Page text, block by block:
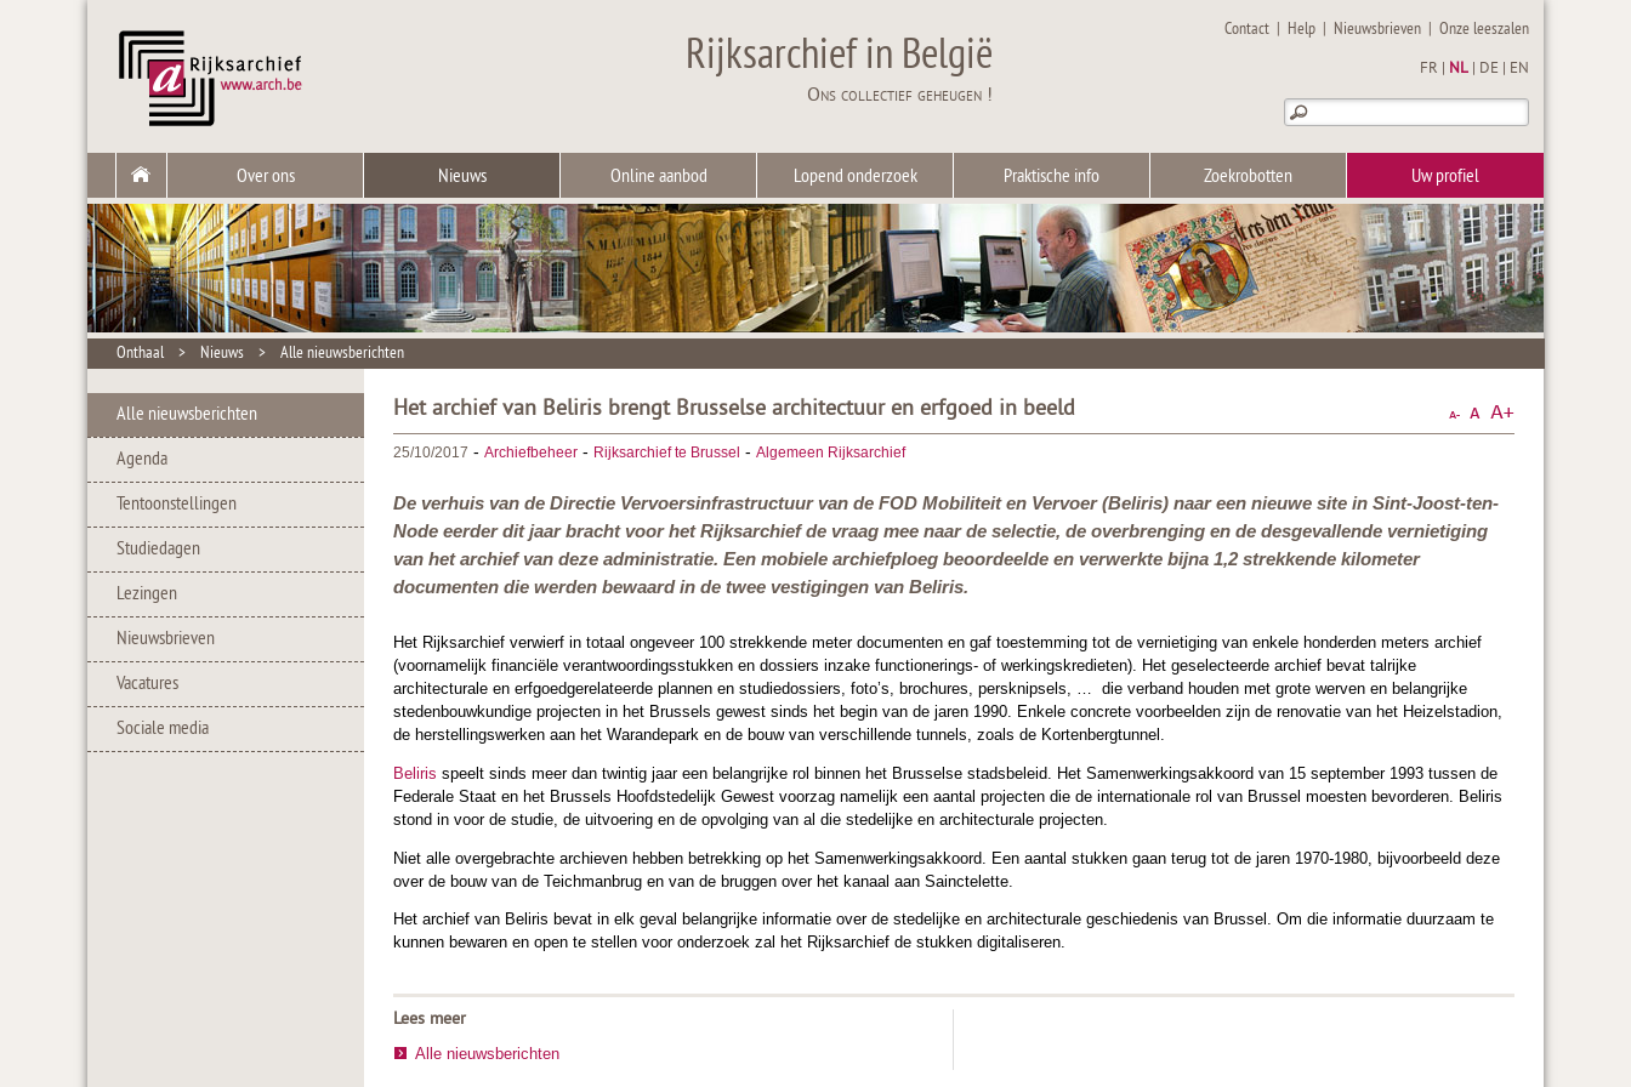
Rijksarchief in België
Ons collectief geheugen !
Contact | Help | Nieuwsbrieven |Onze leeszalen
FR NL DE EN
Over ons Nieuws Online aanbod Lopend onderzoek Praktische info Zoekrobotten Uw profiel
Onthaal > Nieuws > Alle nieuwsberichten
Alle nieuwsberichten
Agenda
Tentoonstellingen
Studiedagen
Lezingen
Nieuwsbrieven
Vacatures
Sociale media
Het archief van Beliris brengt Brusselse architectuur en erfgoed in beeld
25/10/2017 - Archiefbeheer - Rijksarchief te Brussel - Algemeen Rijksarchief
De verhuis van de Directie Vervoersinfrastructuur van de FOD Mobiliteit en Vervoer (Beliris) naar een nieuwe site in Sint-Joost-ten-
Node eerder dit jaar bracht voor het Rijksarchief de vraag mee naar de selectie, de overbrenging en de desgevallende vernietiging
van het archief van deze administratie. Een mobiele archiefploeg beoordeelde en verwerkte bijna 1,2 strekkende kilometer
documenten die werden bewaard in de twee vestigingen van Beliris.
Het Rijksarchief verwierf in totaal ongeveer 100 strekkende meter documenten en gaf toestemming tot de vernietiging van enkele honderden meters archief
(voornamelijk financiële verantwoordingsstukken en dossiers inzake functionerings- of werkingskredieten). Het geselecteerde archief bevat talrijke
architecturale en erfgoedgerelateerde plannen en studiedossiers, foto’s, brochures, persknipsels, … die verband houden met grote werven en belangrijke
stedenbouwkundige projecten in het Brussels gewest sinds het begin van de jaren 1990. Enkele concrete voorbeelden zijn de renovatie van het Heizelstadion,
de herstellingswerken aan het Warandepark en de bouw van verschillende tunnels, zoals de Kortenbergtunnel.
Beliris speelt sinds meer dan twintig jaar een belangrijke rol binnen het Brusselse stadsbeleid. Het Samenwerkingsakkoord van 15 september 1993 tussen de
Federale Staat en het Brussels Hoofdstedelijk Gewest voorzag namelijk een aantal projecten die de internationale rol van Brussel moesten bevorderen. Beliris
stond in voor de studie, de uitvoering en de opvolging van al die stedelijke en architecturale projecten.
Niet alle overgebrachte archieven hebben betrekking op het Samenwerkingsakkoord. Een aantal stukken gaan terug tot de jaren 1970-1980, bijvoorbeeld deze
over de bouw van de Teichmanbrug en van de bruggen over het kanaal aan Sainctelette.
Het archief van Beliris bevat in elk geval belangrijke informatie over de stedelijke en architecturale geschiedenis van Brussel. Om die informatie duurzaam te
kunnen bewaren en open te stellen voor onderzoek zal het Rijksarchief de stukken digitaliseren.
Lees meer
Alle nieuwsberichten